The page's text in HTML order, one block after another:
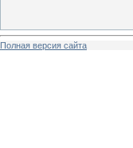
Полная версия сайта